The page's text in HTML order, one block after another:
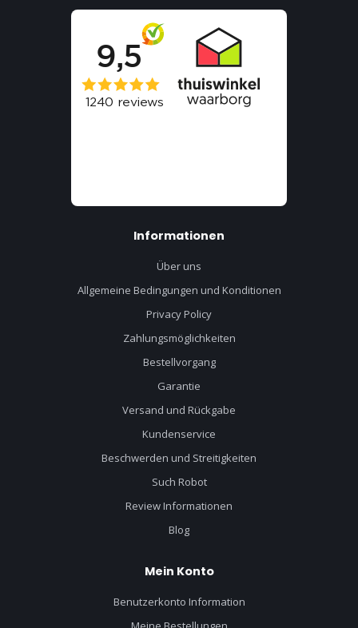
Informationen
Über uns
Allgemeine Bedingungen und Konditionen
Privacy Policy
Zahlungsmöglichkeiten
Bestellvorgang
Garantie
Versand und Rückgabe
Kundenservice
Beschwerden und Streitigkeiten
Such Robot
Review Informationen
Blog
Mein Konto
Benutzerkonto Information